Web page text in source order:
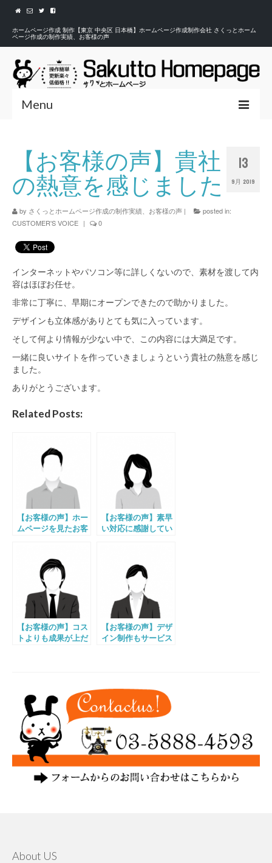
ホームページ作成 制作【東京 中央区 日本橋】ホームページ作成制作会社 さくっとホーム
ページ作成の制作実績、お客様の声
Menu
ホーム
WORKS
制作実績
CUSTOMER’S VOICE
お客様の声
CONTACT
13
9月 2019
【お客様の声】貴社
の熱意を感じました
by さくっとホームページ作成の制作実績、お客様の声 |
posted in:
CUSTOMER'S VOICE | 0
インターネットやパソコン等に詳しくないので、素材を渡して内
容はほぼお任せ。
非常に丁寧に、早期にオープンできたので助かりました。
デザインも立体感がありとても気に入っています。
そして何より情報が少ない中で、この内容には大満足です。
一緒に良いサイトを作っていきましょうという貴社の熱意を感じ
ました。
ありがとうございます。
Related Posts:
【お客様の声】ホー
ムページを見たお客
【お客様の声】素早
い対応に感謝してい
【お客様の声】コス
トよりも成果が上だ
【お客様の声】デザ
イン制作もサービス
About US